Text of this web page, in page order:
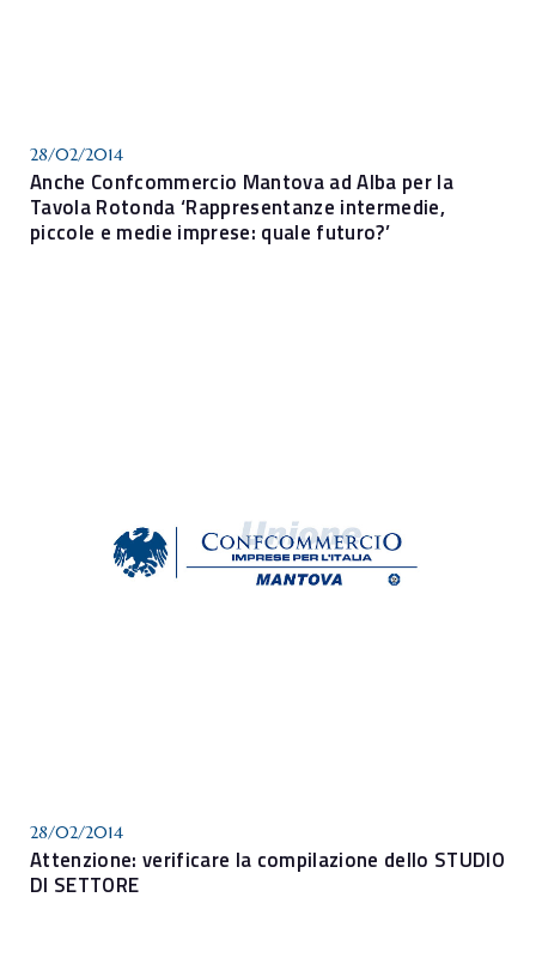
28/02/2014
Anche Confcommercio Mantova ad Alba per la
Tavola Rotonda ‘Rappresentanze intermedie,
piccole e medie imprese: quale futuro?’
28/02/2014
Attenzione: verificare la compilazione dello STUDIO
DI SETTORE